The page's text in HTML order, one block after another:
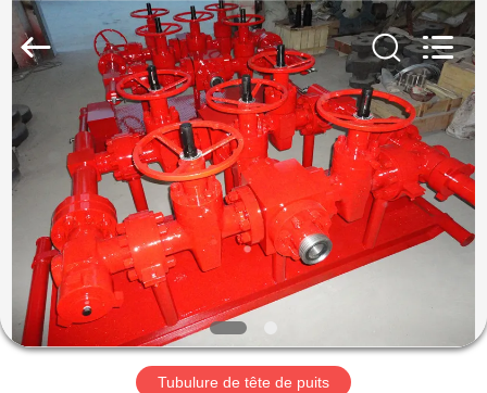
MAISON
PRODUITS
AU
SUJET
DE
NOUS
XI‘AN
ZZTOP
TOOLS
CO.，
LTD.
Rights
Reserved.
Tubulure de tête de puits